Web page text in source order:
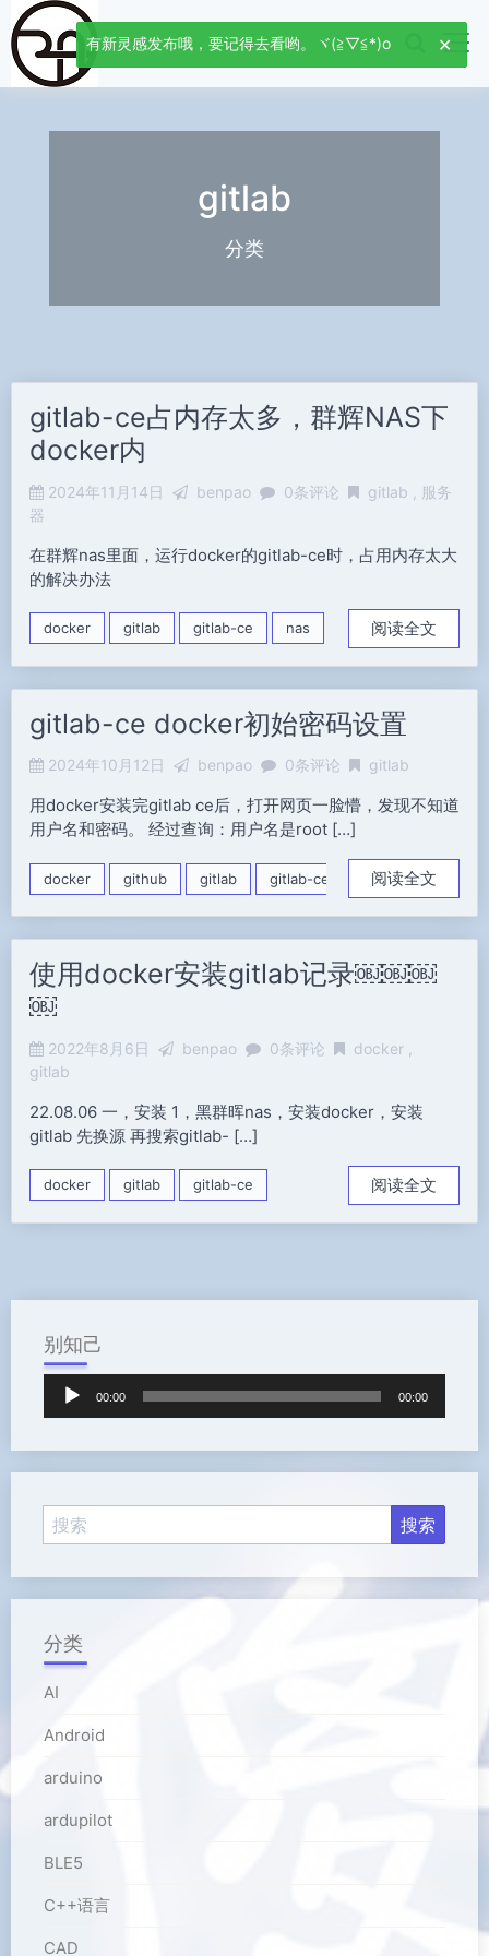
gitlab
分类
gitlab-ce占内存太多，群辉NAS下
docker内
2024年11月14日 benpao 0条评论 gitlab
服务
器
在群辉nas里面，运行docker的gitlab-ce时，占用内存太大
的解决办法
docker gitlab gitlab-ce nas 内存占用多
阅读全文
gitlab-ce docker初始密码设置
2024年10月12日 benpao 0条评论 gitlab
用docker安装完gitlab ce后，打开网页一脸懵，发现不知道
用户名和密码。 经过查询：用户名是root […]
docker github gitlab gitlab-ce 密码
阅读全文
使用docker安装gitlab记录￼￼￼
￼
2022年8月6日 benpao 0条评论
docker
gitlab
22.08.06 一，安装 1，黑群晖nas，安装docker，安装
gitlab 先换源 再搜索gitlab- […]
docker gitlab gitlab-ce 阅读全文
别知己
放
00:00 00:00
分类
AI
Android
arduino
ardupilot
BLE5
C++语言
CAD
有新灵感发布哦，要记得去看哟。ヾ(≧▽≦*)o